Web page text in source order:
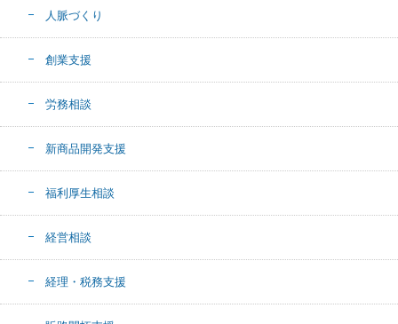
人脈づくり
創業支援
労務相談
新商品開発支援
福利厚生相談
経営相談
経理・税務支援